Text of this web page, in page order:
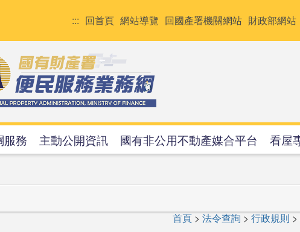
::: 回首頁 網站導覽 回國產署機關網站 財政部網站
服務 主動公開資訊 國有非公用不動產媒合平台 看屋
首頁 > 法令查詢 > 行政規則 >